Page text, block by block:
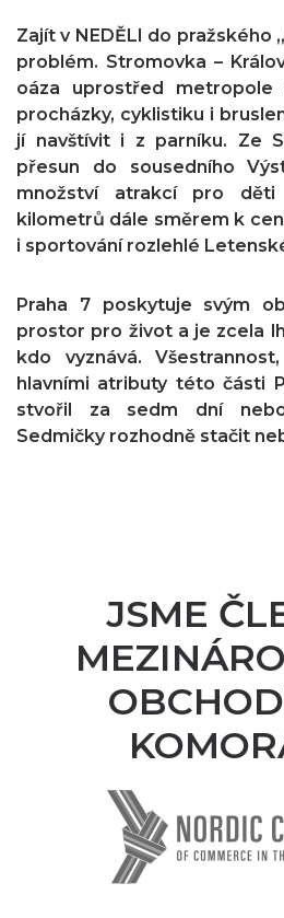
Zajít v NEDĚLI do pražského
problém. Stromovka –
oáza uprostřed
procházky, cyklistiku i
jí navštívit i z parníku. Ze
přesun do sousedního
množství atrakcí pro
kilometrů dále směrem k
i sportování rozlehlé
Praha 7 poskytuje svým
prostor pro život a je zcela
kdo vyznává.
hlavními atributy této části
stvořil za sedm dní
Sedmičky rozhodně stačit
JSME